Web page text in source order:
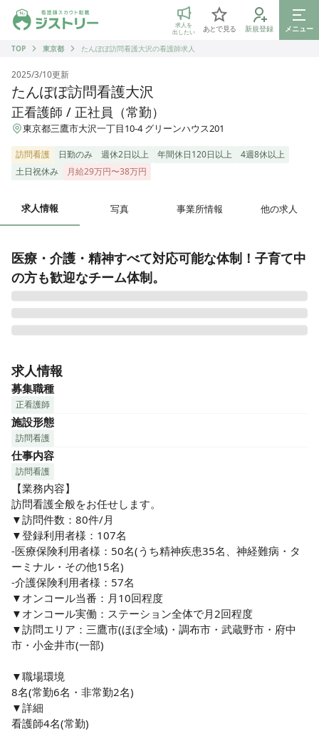
ジストリー 看護師の転職マッチング
求人を
出したい
あとで見る 新規登録
メニュー
TOP
東京都 たんぽぽ訪問看護大沢の看護師求人
2025/3/10更新
たんぽぽ訪問看護大沢
正看護師 / 正社員（常勤）
東京都三鷹市大沢一丁目10-4 グリーンハウス201
訪問看護 日勤のみ 週休2日以上 年間休日120日以上
4週8休以上
土日祝休み
月給29万円〜38万円
求人情報 写真 事業所情報 他の求人
医療・介護・精神すべて対応可能な体制！子育て中
の方も歓迎なチーム体制。
した訪問看護ステーション。
在宅にて全般的な医療処置を要する看護、精神疾患・認知症
の方への看護やリハビリテーションを始めとし、緑の多い環
境で患者様へ粘り強く向き合うスタイルが特徴です。
求人情報
募集職種
正看護師
施設形態
訪問看護
仕事内容
訪問看護
【業務内容】
訪問看護全般をお任せします。
▼訪問件数：80件/月
▼登録利用者様：107名
-医療保険利用者様：50名(うち精神疾患35名、神経難病・タ
ーミナル・その他15名)
-介護保険利用者様：57名
▼オンコール当番：月10回程度
▼オンコール実働：ステーション全体で月2回程度
▼訪問エリア：三鷹市(ほぼ全域)・調布市・武蔵野市・府中
市・小金井市(一部)
▼職場環境
8名(常勤6名・非常勤2名)
▼詳細
看護師4名(常勤)